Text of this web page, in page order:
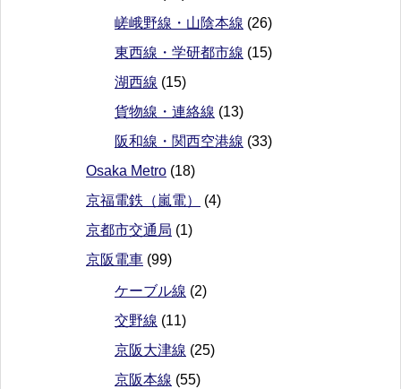
嵯峨野線・山陰本線 (26)
東西線・学研都市線 (15)
湖西線 (15)
貨物線・連絡線 (13)
阪和線・関西空港線 (33)
Osaka Metro (18)
京福電鉄（嵐電）
(4)
京都市交通局 (1)
京阪電車 (99)
ケーブル線 (2)
交野線 (11)
京阪大津線 (25)
京阪本線 (55)